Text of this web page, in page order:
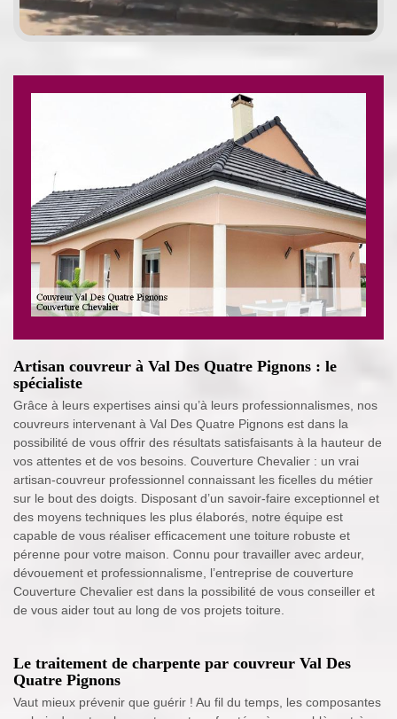
Artisan couvreur à Val Des Quatre Pignons : le
spécialiste
Grâce à leurs expertises ainsi qu’à leurs professionnalismes, nos
couvreurs intervenant à Val Des Quatre Pignons est dans la
possibilité de vous offrir des résultats satisfaisants à la hauteur de
vos attentes et de vos besoins. Couverture Chevalier : un vrai
artisan-couvreur professionnel connaissant les ficelles du métier
sur le bout des doigts. Disposant d’un savoir-faire exceptionnel et
des moyens techniques les plus élaborés, notre équipe est
capable de vous réaliser efficacement une toiture robuste et
pérenne pour votre maison. Connu pour travailler avec ardeur,
dévouement et professionnalisme, l’entreprise de couverture
Couverture Chevalier est dans la possibilité de vous conseiller et
de vous aider tout au long de vos projets toiture.
Le traitement de charpente par couvreur Val Des
Quatre Pignons
Vaut mieux prévenir que guérir ! Au fil du temps, les composantes